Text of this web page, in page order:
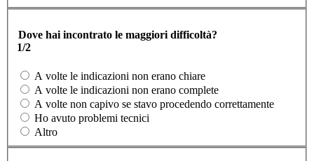
Dove hai incontrato le maggiori difficoltà?
1/2
A volte le indicazioni non erano chiare
A volte le indicazioni non erano complete
A volte non capivo se stavo procedendo correttamente
Ho avuto problemi tecnici
Altro